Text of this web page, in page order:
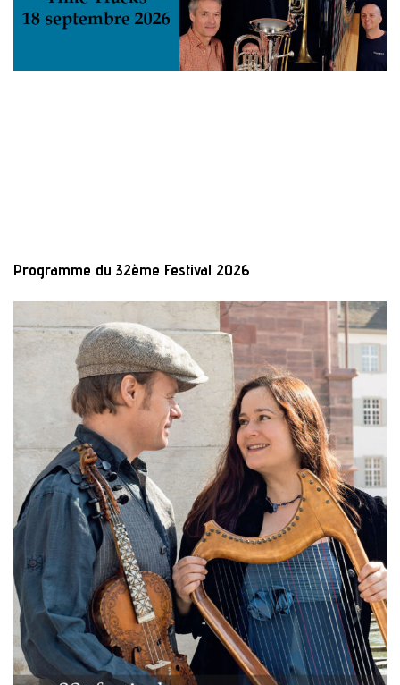
Programme du 32ème Festival 2026